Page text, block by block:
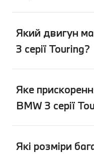
Який двигун
3 серії Touring?
Яке
BMW 3 серії
Які розміри